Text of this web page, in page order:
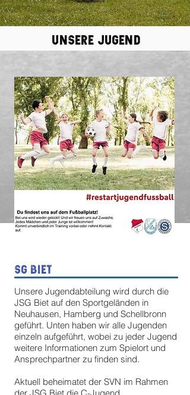
unsere Jugend
SG Biet
Unsere Jugendabteilung wird durch die
JSG Biet auf den Sportgeländen in
Neuhausen, Hamberg und Schellbronn
geführt. Unten haben wir alle Jugenden
einzeln aufgeführt, wobei zu jeder Jugend
weitere Informationen zum Spielort und
Ansprechpartner zu finden sind.
Aktuell beheimatet der SVN im Rahmen